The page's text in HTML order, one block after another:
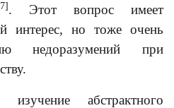
. Этот вопрос имеет
интерес, но тоже очень
недоразумений при
абстрактного